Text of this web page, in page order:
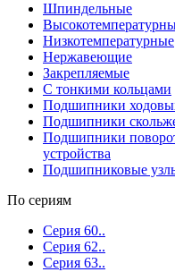
Шпиндельные
Низкотемпературные
Нержавеющие
Закрепляемые
С тонкими кольцами
Подшипники
Подшипники
Подшипники
устройства
Подшипниковые
По сериям
Серия 60..
Серия 62..
Серия 63..